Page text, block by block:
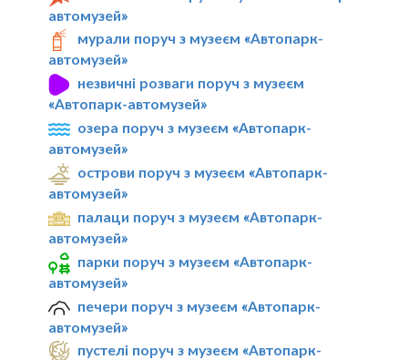
автомузей»
мурали поруч з музеєм «Автопарк-
автомузей»
незвичні розваги поруч з музеєм
«Автопарк-автомузей»
озера поруч з музеєм «Автопарк-
автомузей»
острови поруч з музеєм «Автопарк-
автомузей»
палаци поруч з музеєм «Автопарк-
автомузей»
парки поруч з музеєм «Автопарк-
автомузей»
печери поруч з музеєм «Автопарк-
автомузей»
пустелі поруч з музеєм «Автопарк-